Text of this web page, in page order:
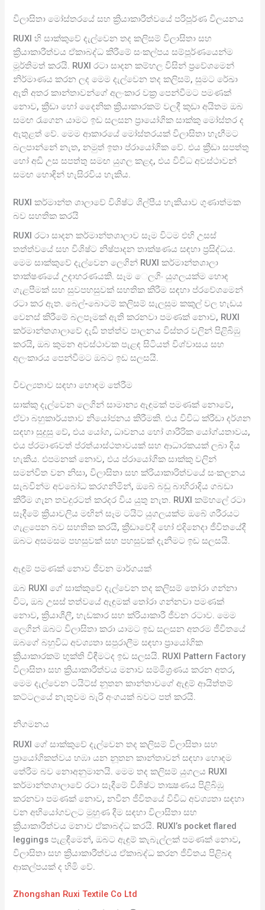
විලාසිතා මෝස්තරයේ සහ ක්‍රියාකාරීත්වයේ පරිපූර්ණ විලයනය
RUXI හි සාක්කුවේ දැල්වෙන තද කලිසම් විලාසිතා සහ
ක්‍රියාකාරීත්වය ඒකාබද්ධ කිරීමේ සංකල්පය සම්පූර්ණයෙන්ම
මූර්තිමත් කරයි. RUXI රටා සාදන කම්හල විසින් ප්‍රවේශමෙන්
නිර්මාණය කරන ලද මෙම දැල්වෙන තද කලිසම්, සුමට රේඛා
ඇති අතර කාන්තාවන්ගේ අලංකාර වක්‍ර පෙන්වීමට පමණක්
නොව, ක්‍රීඩා හෝ දෛනික ක්‍රියාකාරකම් වලදී කුඩා අයිතම ඔබ
සමඟ රැගෙන යාමට ඉඩ සලසන ප්‍රායෝගික සාක්කු මෝස්තර ද
ඇතුළත් වේ. මෙම ආකාරයේ මෝස්තරයක් විලාසිතා හැඟීමට
බලපාන්නේ නැත, නමුත් ඉතා ප්රායෝගික වේ. එය ක්‍රීඩා සපත්තු
හෝ අඩි උස සපත්තු සමඟ යුගල කළද, එය විවිධ අවස්ථාවන්
සමඟ හොඳින් හැසිරවිය හැකිය.
RUXI කර්මාන්ත ශාලාවේ විශිෂ්ට ශිල්පීය හැකියාව ගුණාත්මක
බව සහතික කරයි
RUXI රටා සාදන කර්මාන්තශාලාව සෑම විටම එහි උසස්
තත්ත්වයේ සහ විශිෂ්ට නිෂ්පාදන තාක්ෂණය සඳහා ප්‍රසිද්ධය.
මෙම සාක්කුවේ දැල්වෙන ලෙගින් RUXI කර්මාන්තශාලා
තාක්ෂණයේ උදාහරණයකි. සෑම ෙලගිං යුගලයක්ම හොඳ
ගැළපීමක් සහ සුවපහසුවක් සහතික කිරීම සඳහා ප්රවේශමෙන්
රටා කර ඇත. බෙල්-බොටම් කලිසම් සැලසුම කකුල් වල හැඩය
වෙනස් කිරීමේ බලපෑමක් ඇති කරනවා පමණක් නොව, RUXI
කර්මාන්තශාලාවේ දැඩි තත්ත්ව පාලනය විස්තර වලින් පිළිබිඹු
කරයි, ඔබ කුමන අවස්ථාවක පැළඳ සිටියත් විශ්වාසය සහ
අලංකාරය පෙන්වීමට ඔබට ඉඩ සලසයි.
විචල්‍යතාව සඳහා හොඳම තේරීම
සාක්කු දැල්වෙන ලෙගින් සාමාන්‍ය ඇඳුමක් පමණක් නොවේ,
ඒවා බහුකාර්යතාව නියෝජනය කිරීමකි. එය විවිධ ක්රීඩා දර්ශන
සඳහා සුදුසු වේ, එය යෝග, ධාවනය හෝ ශාරීරික යෝග්යතාවය,
එය ප්රමාණවත් ප්රත්යාස්ථතාවයක් සහ ආධාරකයක් ලබා දිය
හැකිය. එපමනක් නොව, එය ප්රායෝගික සාක්කු වලින්
සමන්විත වන නිසා, විලාසිතා සහ ක්රියාකාරිත්වයේ සංකලනය
සැබවින්ම අවබෝධ කරගනිමින්, ඔබේ බඩු බාහිරාදිය ගබඩා
කිරීම ගැන තවදුරටත් කරදර විය යුතු නැත. RUXI කම්හලේ රටා
සෑදීමේ ක්‍රියාවලිය මඟින් සෑම ටයිට් යුගලයක්ම ඔබේ ශරීරයට
ගැළපෙන බව සහතික කරයි, ක්‍රීඩාවේදී හෝ එදිනෙදා ජීවිතයේදී
ඔබට අසමසම පහසුවක් සහ පහසුවක් දැනීමට ඉඩ සලසයි.
ඇඳුම් පමණක් නොව ජීවන මාර්ගයක්
ඔබ RUXI ගේ සාක්කුවේ දැල්වෙන තද කලිසම් තෝරා ගන්නා
විට, ඔබ උසස් තත්වයේ ඇඳුමක් තෝරා ගන්නවා පමණක්
නොව, ක්‍රියාශීලී, හැඩකාර සහ ක්රියාකාරී ජීවන රටාව. මෙම
ලෙගින් ඔබට විලාසිතා කරා යාමට ඉඩ සලසන අතරම ජීවිතයේ
ඔබගේ බහුවිධ අවශ්‍යතා සපුරාලීම සඳහා ප්‍රායෝගික
ක්‍රියාකාරකම් භුක්ති විඳීමටද ඉඩ සලසයි. RUXI Pattern Factory
විලාසිතා සහ ක්‍රියාකාරීත්වය මනාව සම්මිශ්‍රණය කරන අතර,
මෙම දැල්වෙන ටයිට්ස් නූතන කාන්තාවගේ ඇඳුම් ආයිත්තම්
කට්ටලයේ නැතුවම බැරි අංගයක් බවට පත් කරයි.
නිගමනය
RUXI ගේ සාක්කුවේ දැල්වෙන තද කලිසම් විලාසිතා සහ
ප්‍රායෝගිකත්වය හඹා යන නූතන කාන්තාවන් සඳහා හොඳම
තේරීම බව නොඅනුමානයි. මෙම තද කලිසම් යුගලය RUXI
කර්මාන්තශාලාවේ රටා සෑදීමේ විශිෂ්ට තාක්‍ෂණය පිළිබිඹු
කරනවා පමණක් නොව, නවීන ජීවිතයේ විවිධ අවශ්‍යතා සඳහා
වන අභියෝගවලට මුහුණ දීම සඳහා විලාසිතා සහ
ක්‍රියාකාරීත්වය මනාව ඒකාබද්ධ කරයි. RUXI’s pocket flared
leggings පැළඳීමෙන්, ඔබට ඇඳුම් කැබැල්ලක් පමණක් නොව,
විලාසිතා සහ ක්‍රියාකාරීත්වය ඒකාබද්ධ කරන ජීවිතය පිළිබඳ
ආකල්පයක් ද හිමි වේ.
Zhongshan Ruxi Textile Co Ltd